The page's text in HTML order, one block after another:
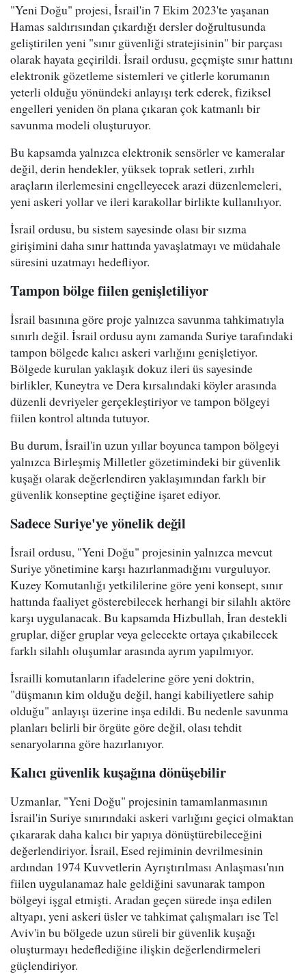
"Yeni Doğu" projesi, İsrail'in 7 Ekim 2023'te yaşanan
Hamas saldırısından çıkardığı dersler doğrultusunda
geliştirilen yeni "sınır güvenliği stratejisinin" bir parçası
olarak hayata geçirildi. İsrail ordusu, geçmişte sınır hattını
elektronik gözetleme sistemleri ve çitlerle korumanın
yeterli olduğu yönündeki anlayışı terk ederek, fiziksel
engelleri yeniden ön plana çıkaran çok katmanlı bir
savunma modeli oluşturuyor.
Bu kapsamda yalnızca elektronik sensörler ve kameralar
değil, derin hendekler, yüksek toprak setleri, zırhlı
araçların ilerlemesini engelleyecek arazi düzenlemeleri,
yeni askeri yollar ve ileri karakollar birlikte kullanılıyor.
İsrail ordusu, bu sistem sayesinde olası bir sızma
girişimini daha sınır hattında yavaşlatmayı ve müdahale
süresini uzatmayı hedefliyor.
Tampon bölge fiilen genişletiliyor
İsrail basınına göre proje yalnızca savunma tahkimatıyla
sınırlı değil. İsrail ordusu aynı zamanda Suriye tarafındaki
tampon bölgede kalıcı askeri varlığını genişletiyor.
Bölgede kurulan yaklaşık dokuz ileri üs sayesinde
birlikler, Kuneytra ve Dera kırsalındaki köyler arasında
düzenli devriyeler gerçekleştiriyor ve tampon bölgeyi
fiilen kontrol altında tutuyor.
Bu durum, İsrail'in uzun yıllar boyunca tampon bölgeyi
yalnızca Birleşmiş Milletler gözetimindeki bir güvenlik
kuşağı olarak değerlendiren yaklaşımından farklı bir
güvenlik konseptine geçtiğine işaret ediyor.
Sadece Suriye'ye yönelik değil
İsrail ordusu, "Yeni Doğu" projesinin yalnızca mevcut
Suriye yönetimine karşı hazırlanmadığını vurguluyor.
Kuzey Komutanlığı yetkililerine göre yeni konsept, sınır
hattında faaliyet gösterebilecek herhangi bir silahlı aktöre
karşı uygulanacak. Bu kapsamda Hizbullah, İran destekli
gruplar, diğer gruplar veya gelecekte ortaya çıkabilecek
farklı silahlı oluşumlar arasında ayrım yapılmıyor.
İsrailli komutanların ifadelerine göre yeni doktrin,
"düşmanın kim olduğu değil, hangi kabiliyetlere sahip
olduğu" anlayışı üzerine inşa edildi. Bu nedenle savunma
planları belirli bir örgüte göre değil, olası tehdit
senaryolarına göre hazırlanıyor.
Kalıcı güvenlik kuşağına dönüşebilir
Uzmanlar, "Yeni Doğu" projesinin tamamlanmasının
İsrail'in Suriye sınırındaki askeri varlığını geçici olmaktan
çıkararak daha kalıcı bir yapıya dönüştürebileceğini
değerlendiriyor. İsrail, Esed rejiminin devrilmesinin
ardından 1974 Kuvvetlerin Ayrıştırılması Anlaşması'nın
fiilen uygulanamaz hale geldiğini savunarak tampon
bölgeyi işgal etmişti. Aradan geçen sürede inşa edilen
altyapı, yeni askeri üsler ve tahkimat çalışmaları ise Tel
Aviv'in bu bölgede uzun süreli bir güvenlik kuşağı
oluşturmayı hedeflediğine ilişkin değerlendirmeleri
güçlendiriyor.